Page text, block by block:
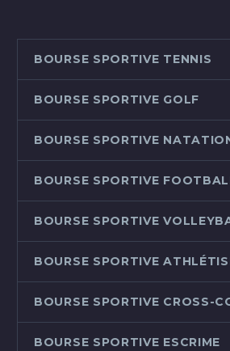
BOURSE SPORTIVE TENNIS
BOURSE SPORTIVE GOLF
BOURSE SPORTIVE
BOURSE SPORTIVE
BOURSE SPORTIVE
BOURSE SPORTIVE
BOURSE SPORTIVE CROSS-
BOURSE SPORTIVE ESCRIME